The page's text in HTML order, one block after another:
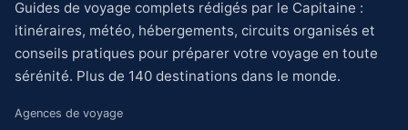
Guides de voyage complets rédigés par le Capitaine :
itinéraires, météo, hébergements, circuits organisés et
conseils pratiques pour préparer votre voyage en toute
sérénité. Plus de 140 destinations dans le monde.
Agences de voyage